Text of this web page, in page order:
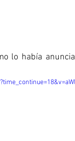
lo había